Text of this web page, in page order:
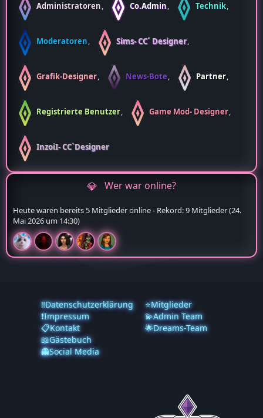
Administratoren Co.Admin Technik
Moderatoren Sims- CC´ Designer
Grafik-Designer News-Bote Partner
Registrierte Benutzer Game Mod- Designer
InzoiI- CC`Designer
Wer war online?
Heute waren bereits 5 Mitglieder online - Rekord: 9 Mitglieder (24.
Mai 2026 um 14:30)
‼️Datenschutzerklärung
❗️Impressum
📋Kontakt
📖Gästebuch
👻Social Media
⭐Mitglieder
💫Admin Team
🌟Dreams-Team